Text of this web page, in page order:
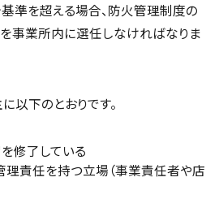
準を超える場合、防火管理制度の
事業所内に選任しなければなりま
以下のとおりです。
修了している
理責任を持つ立場（事業責任者や店